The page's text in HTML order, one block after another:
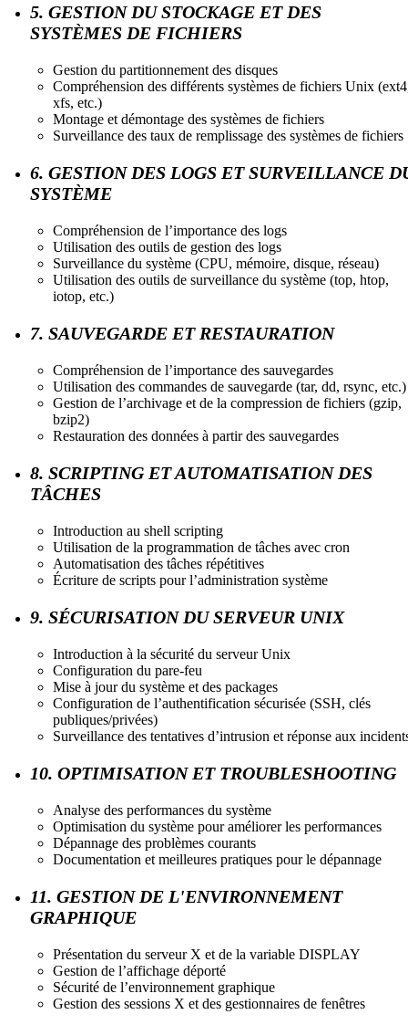
5. GESTION DU STOCKAGE ET DES
SYSTÈMES DE FICHIERS
Gestion du partitionnement des disques
Compréhension des différents systèmes de fichiers Unix
xfs, etc.)
Montage et démontage des systèmes de fichiers
Surveillance des taux de remplissage des systèmes de fichiers
6. GESTION DES LOGS ET SURVEILLANCE
SYSTÈME
Compréhension de l’importance des logs
Utilisation des outils de gestion des logs
Surveillance du système (CPU, mémoire, disque, réseau)
Utilisation des outils de surveillance du système (top, htop,
iotop, etc.)
7. SAUVEGARDE ET RESTAURATION
Compréhension de l’importance des sauvegardes
Utilisation des commandes de sauvegarde (tar, dd, rsync, etc.)
Gestion de l’archivage et de la compression de fichiers (gzip,
bzip2)
Restauration des données à partir des sauvegardes
8. SCRIPTING ET AUTOMATISATION DES
TÂCHES
Introduction au shell scripting
Utilisation de la programmation de tâches avec cron
Automatisation des tâches répétitives
Écriture de scripts pour l’administration système
9. SÉCURISATION DU SERVEUR UNIX
Introduction à la sécurité du serveur Unix
Configuration du pare-feu
Mise à jour du système et des packages
Configuration de l’authentification sécurisée (SSH, clés
publiques/privées)
Surveillance des tentatives d’intrusion et réponse aux
10. OPTIMISATION ET TROUBLESHOOTING
Analyse des performances du système
Optimisation du système pour améliorer les performances
Dépannage des problèmes courants
Documentation et meilleures pratiques pour le dépannage
11. GESTION DE L'ENVIRONNEMENT
GRAPHIQUE
Présentation du serveur X et de la variable DISPLAY
Gestion de l’affichage déporté
Sécurité de l’environnement graphique
Gestion des sessions X et des gestionnaires de fenêtres